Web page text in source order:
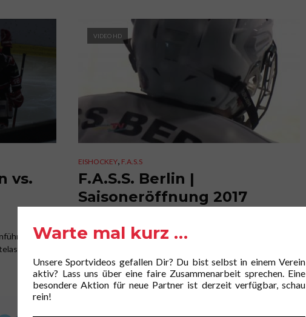
vs.
aus
VIDEO HD
EISHOCKEY, F.A.S.S
F.A.S.S. Berlin |
Saisoneröffnung 2017
Saisoneröffnung für die Akademiker von F.A.S.S. Berlin im
letzten Saison und dem damit...
Warte mal kurz …
Unsere Sportvideos gefallen Dir? Du bist selbst in einem Verein
aktiv? Lass uns über eine faire Zusammenarbeit sprechen. Eine
besondere Aktion für neue Partner ist derzeit verfügbar, schau
rein!